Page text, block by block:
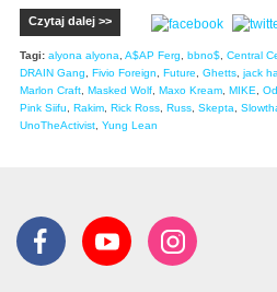
Czytaj dalej >>
Tagi: alyona alyona, A$AP Ferg, bbno$, Central
DRAIN Gang, Fivio Foreign, Future, Ghetts, jack
Marlon Craft, Masked Wolf, Maxo Kream, MIKE,
Pink Siifu, Rakim, Rick Ross, Russ, Skepta,
UnoTheActivist, Yung Lean